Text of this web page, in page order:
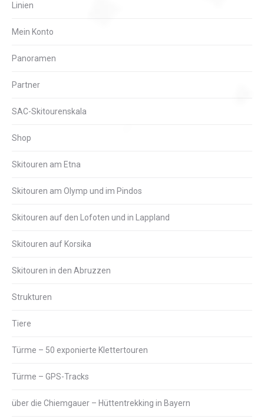
Linien
Mein Konto
Panoramen
Partner
SAC-Skitourenskala
Shop
Skitouren am Etna
Skitouren am Olymp und im Pindos
Skitouren auf den Lofoten und in Lappland
Skitouren auf Korsika
Skitouren in den Abruzzen
Strukturen
Tiere
Türme – 50 exponierte Klettertouren
Türme – GPS-Tracks
über die Chiemgauer – Hüttentrekking in Bayern